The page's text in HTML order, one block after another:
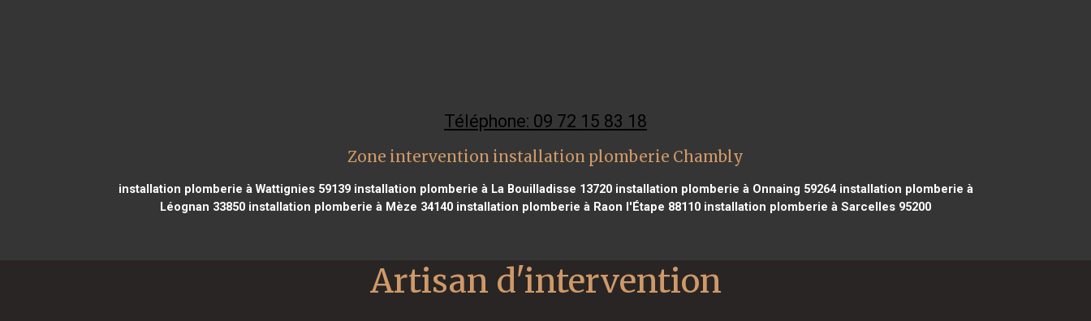
Téléphone: 09 72 15 83 18
Zone intervention installation plomberie Chambly
installation plomberie à Wattignies 59139installation plomberie à La Bouilladisse 13720installation plomberie à Onnaing 59264installation plomberie à
Léognan 33850 installation plomberie à Mèze 34140 installation plomberie à Raon l'Étape 88110 installation plomberie à Sarcelles 95200
Artisan d'intervention